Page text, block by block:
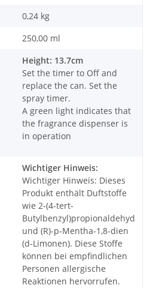
0,24 kg
250,00 ml
Height: 13.7cm
Set the timer to Off and
replace the can. Set the
spray timer.
A green light indicates that
the fragrance dispenser is
in operation
Wichtiger Hinweis:
Wichtiger Hinweis: Dieses
Produkt enthält Duftstoffe
wie 2-(4-tert-
Butylbenzyl)propionaldehyd
und (R)-p-Mentha-1,8-dien
(d-Limonen). Diese Stoffe
können bei empfindlichen
Personen allergische
Reaktionen hervorrufen.